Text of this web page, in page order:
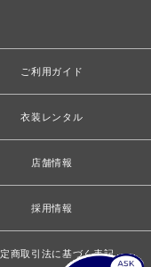
ご利用ガイド
衣装レンタル
店舗情報
採用情報
商取引法に基づく表記